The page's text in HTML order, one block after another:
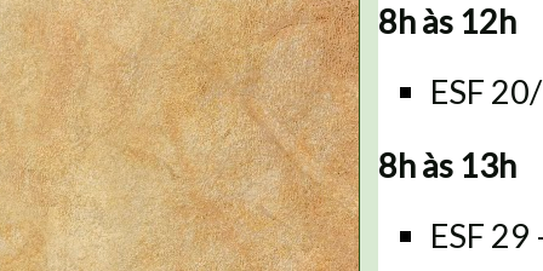
8h às 12h
ESF
8h às 13h
ESF 29